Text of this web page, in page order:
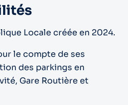
Locale créée en 2024.
le compte de ses
des parkings en
Gare Routière et